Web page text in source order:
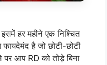
हर महीने एक निश्चित
है जो छोटी-छोटी
आप RD को तोड़े बिना